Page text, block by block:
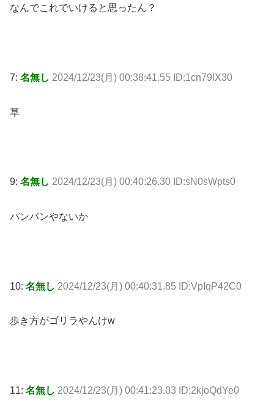
なんでこれでいけると思ったん？
7: 名無し 2024/12/23(月) 00:38:41.55 ID:1cn79lX30
草
9: 名無し 2024/12/23(月) 00:40:26.30 ID:sN0sWpts0
パンパンやないか
10: 名無し 2024/12/23(月) 00:40:31.85 ID:VpIqP42C0
歩き方がゴリラやんけw
11: 名無し 2024/12/23(月) 00:41:23.03 ID:2kjoQdYe0